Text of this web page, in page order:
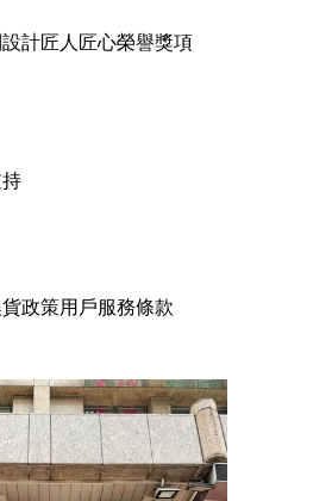
計匠人匠心榮譽獎項
政策用戶服務條款